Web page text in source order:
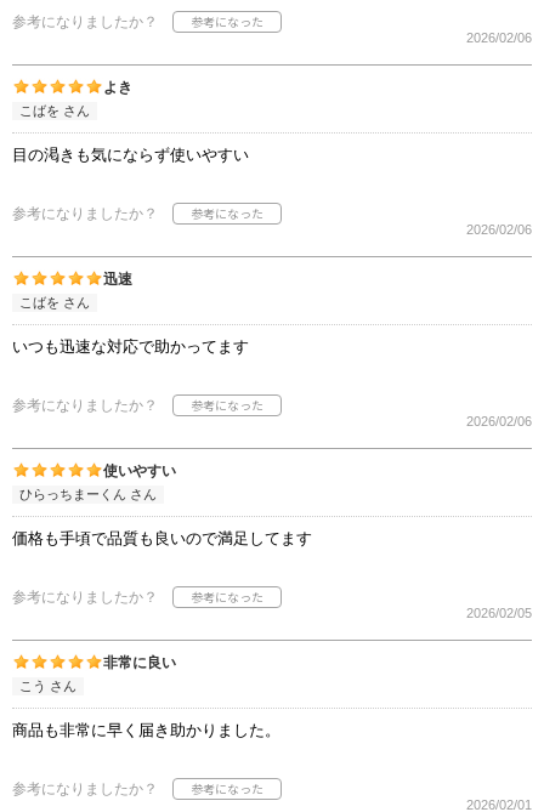
参考になりましたか？
2026/02/06
よき
こばを さん
目の渇きも気にならず使いやすい
参考になりましたか？
2026/02/06
迅速
こばを さん
いつも迅速な対応で助かってます
参考になりましたか？
2026/02/06
使いやすい
ひらっちまーくん さん
価格も手頃で品質も良いので満足してます
参考になりましたか？
2026/02/05
非常に良い
こう さん
商品も非常に早く届き助かりました。
参考になりましたか？
2026/02/01